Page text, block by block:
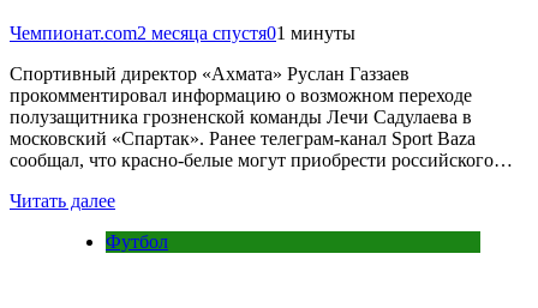
Чемпионат.com2 месяца спустя01 минуты
Спортивный директор «Ахмата» Руслан Газзаев
прокомментировал информацию о возможном переходе
полузащитника грозненской команды Лечи Садулаева в
московский «Спартак». Ранее телеграм-канал Sport Baza
сообщал, что красно-белые могут приобрести российского…
Читать далее
Футбол